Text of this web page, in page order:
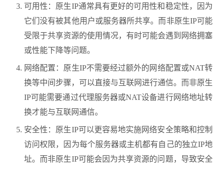
可用性：原生IP通常具有更好的可用性和稳定性，因为
它们没有被其他用户或服务器所共享。而非原生IP可能
受限于共享资源的使用情况，有时可能会遇到网络拥塞
或性能下降等问题。
网络配置：原生IP不需要经过额外的网络配置或NAT转
换等中间步骤，可以直接与互联网进行通信。而非原生
IP可能需要通过代理服务器或NAT设备进行网络地址转
换才能与互联网通信。
安全性：原生IP可以更容易地实施网络安全策略和控制
访问权限，因为每个服务器或主机都有自己的独立IP地
址。而非原生IP可能会因为共享资源的问题，导致安全